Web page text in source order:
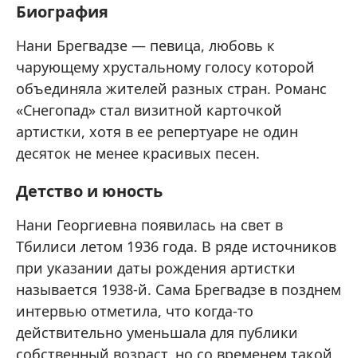
Биография
Нани Брегвадзе — певица, любовь к
чарующему хрустальному голосу которой
объединяла жителей разных стран. Романс
«Снегопад» стал визитной карточкой
артистки, хотя в ее репертуаре не один
десяток не менее красивых песен.
Детство и юность
Нани Георгиевна появилась на свет в
Тбилиси летом 1936 года. В ряде источников
при указании даты рождения артистки
называется 1938-й. Сама Брегвадзе в позднем
интервью отметила, что когда-то
действительно уменьшала для публики
собственный возраст, но со временем такой